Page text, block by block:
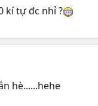
kí tự đc nhỉ ?
hè......hehe